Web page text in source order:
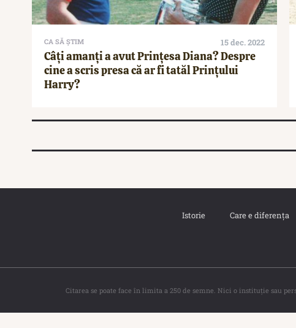
CA SĂ ȘTIM 15 dec. 2022
Câți amanți a avut Prințesa Diana? Despre
cine a scris presa că ar fi tatăl Prințului
Harry?
Istorie Care e diferența
Citarea se poate face în limita a 250 de semne. Nici o instituţie sau